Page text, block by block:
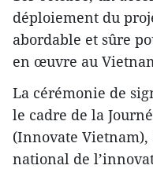
déploiement du
abordable et sûre
en œuvre au
La cérémonie de
le cadre de la
(Innovate Vietnam),
national de